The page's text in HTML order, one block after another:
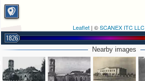
Leaflet | ©SCANEX ITC LLC
1826
Nearby images